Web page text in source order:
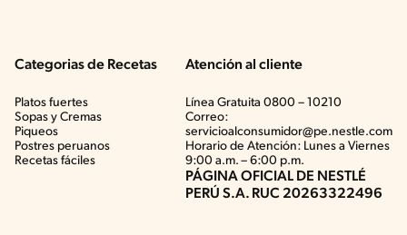
Categorias de Recetas
Platos fuertes
Sopas y Cremas
Piqueos
Postres peruanos
Recetas fáciles
Atención al cliente
Línea Gratuita 0800 – 10210
Correo:
servicioalconsumidor@pe.nestle.com
Horario de Atención: Lunes a Viernes
9:00 a.m. – 6:00 p.m.
PÁGINA OFICIAL DE NESTLÉ
PERÚ S.A. RUC 20263322496